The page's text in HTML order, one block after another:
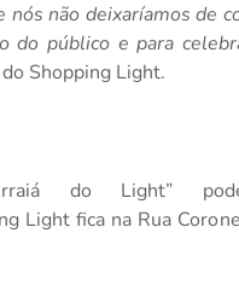
não deixaríamos de
público e para
Shopping Light.
do Light”
Light fica na Rua